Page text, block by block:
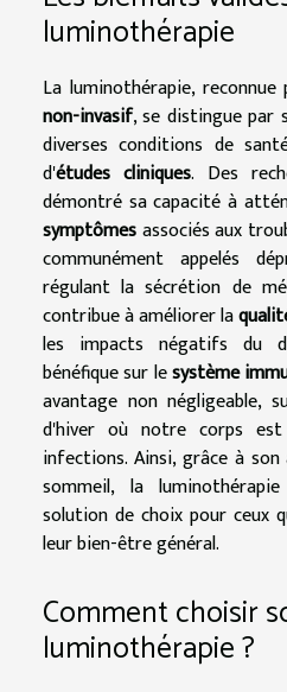
luminothérapie
La luminothérapie,
non-invasif, se distingue par
diverses conditions de
d'études cliniques. Des
démontré sa capacité à
symptômesassociés aux
communément appelés
régulant la sécrétion de
contribue à améliorer la
les impacts négatifs du
bénéfique sur lesystème
avantage non négligeable,
d'hiver où notre corps est
infections. Ainsi, grâce à
sommeil, la
solution de choix pour ceux
leur bien-être général.
Comment choisir
luminothérapie ?